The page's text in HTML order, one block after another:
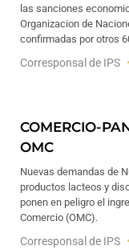
las sanciones
Organizacion de
confirmadas por otros
Corresponsal de IPS
COMERCIO-
OMC
Nuevas demandas de
productos lacteos y
ponen en peligro el
Comercio (OMC).
Corresponsal de IPS